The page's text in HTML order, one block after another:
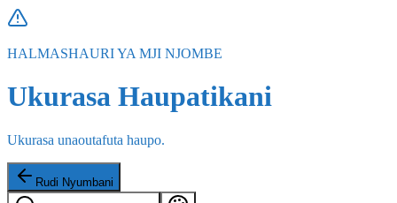
HALMASHAURI YA MJI NJOMBE
Ukurasa Haupatikani
Ukurasa unaoutafuta haupo.
Rudi Nyumbani